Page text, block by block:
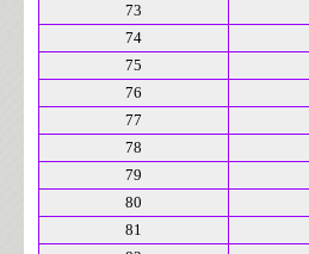
73
74
75
76
77
78
79
80
81